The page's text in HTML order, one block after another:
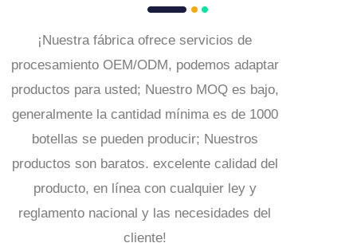
¡Nuestra fábrica ofrece servicios de
procesamiento OEM/ODM, podemos adaptar
productos para usted; Nuestro MOQ es bajo,
generalmente la cantidad mínima es de 1000
botellas se pueden producir; Nuestros
productos son baratos. excelente calidad del
producto, en línea con cualquier ley y
reglamento nacional y las necesidades del
cliente!